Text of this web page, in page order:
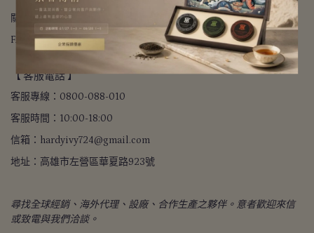
關於我們 我的帳戶 隱私政策
寄送方式
FAQ常見問題
會員禮程
【 客服電話 】
客服專線：0800-088-010
客服時間：10:00-18:00
信箱：hardyivy724@gmail.com
地址：高雄市左營區華夏路923號
尋找全球經銷、海外代理、設廠、合作生產之夥伴。意者歡迎來信
或致電與我們洽談。